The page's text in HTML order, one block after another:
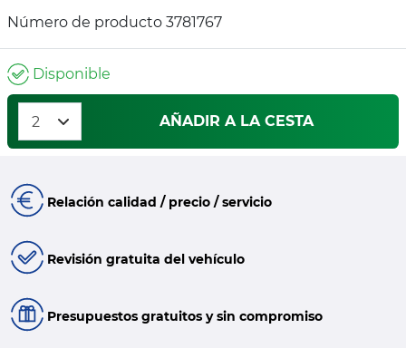
Número de producto 3781767
Disponible
AÑADIR A LA CESTA
Relación calidad / precio / servicio
Revisión gratuita del vehículo
Presupuestos gratuitos y sin compromiso